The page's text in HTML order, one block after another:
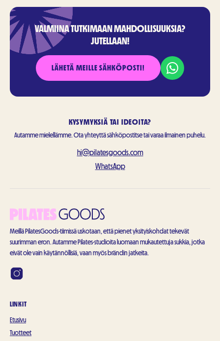
VALMIINA TUTKIMAAN MAHDOLLISUUKSIA?
JUTELLAAN!
LÄHETÄ MEILLE SÄHKÖPOSTI!
KYSYMYKSIÄ TAI IDEOITA?
Autamme mielellämme. Ota yhteyttä sähköpostitse tai varaa ilmainen puhelu.
hi@pilatesgoods.com
WhatsApp
Meillä PilatesGoods-tiimissä uskotaan, että pienet yksityiskohdat tekevät
suurimman eron. Autamme Pilates-studioita luomaan mukautettuja sukkia, jotka
eivät ole vain käytännöllisiä, vaan myös brändin jatkeita.
LINKIT
Etusivu
Tuotteet